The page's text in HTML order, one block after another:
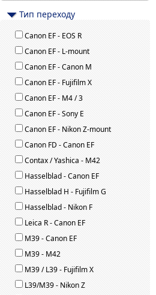
Тип переходу
Canon EF - EOS R
Canon EF - L-mount
Canon EF - Canon M
Canon EF - Fujifilm X
Canon EF - M4 / 3
Canon EF - Sony E
Canon EF - Nikon Z-mount
Canon FD - Canon EF
Contax / Yashica - M42
Hasselblad - Canon EF
Hasselblad H - Fujifilm G
Hasselblad - Nikon F
Leica R - Canon EF
M39 - Canon EF
M39 - M42
M39 / L39 - Fujifilm X
L39/M39 - Nikon Z